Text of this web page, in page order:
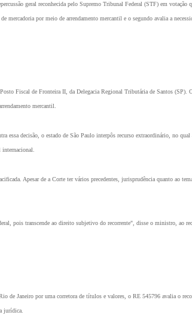
geral reconhecida pelo Supremo Tribunal Federal (STF) em votação
por meio de arrendamento mercantil e o segundo avalia a
Fiscal de Fronteira II, da Delegacia Regional Tributária de Santos (SP).
mercantil.
decisão, o estado de São Paulo interpôs recurso extraordinário, no
Apesar de a Corte ter vários precedentes, jurisprudência quanto ao
pois transcende ao direito subjetivo do recorrente", disse o ministro, ao
de Janeiro por uma corretora de títulos e valores, o RE 545796 avalia o
jurídica.